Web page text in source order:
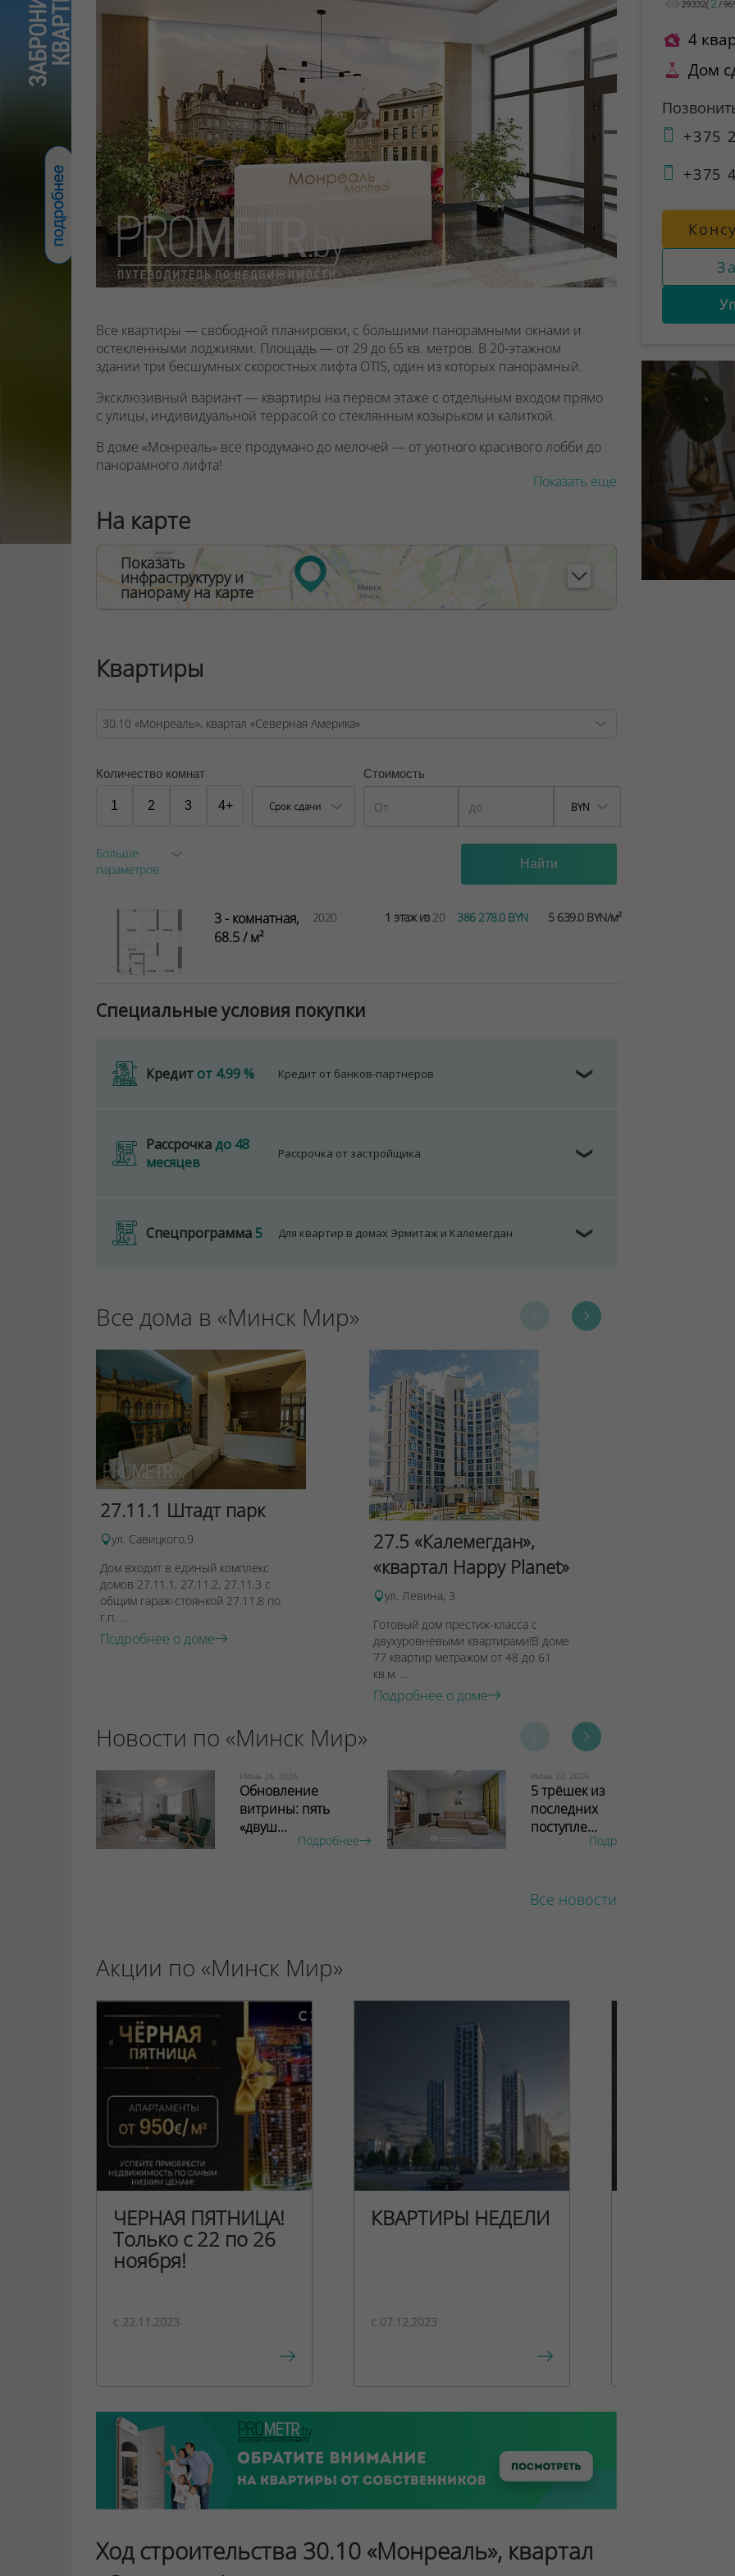
Все квартиры — свободной планировки, с большими панорамными окнами и
остекленными лоджиями. Площадь — от 29 до 65 кв. метров. В 20-этажном
здании три бесшумных скоростных лифта OTIS, один из которых панорамный.
Эксклюзивный вариант — квартиры на первом этаже с отдельным входом прямо
с улицы, индивидуальной террасой со стеклянным козырьком и калиткой.
В доме «Монреаль» все продумано до мелочей — от уютного красивого лобби до
панорамного лифта!
Договор на оказание риэлтерских услуг № 447/6, от 04.09.2025
Показать еще
На карте
Показать
инфраструктуру и
панораму на карте
Квартиры
Количество комнат
1 2 3 4+ Срок сдачи
Стоимость
BYN
Больше
параметров
3 - комнатная,
68.5 / м²
2020 1 этаж из20 386 278.0 BYN 5 639.0 BYN/м²
Специальные условия покупки
Кредит от 4.99 % Кредит от банков-партнеров ❯
Рассрочкадо 48
месяцев
Рассрочка от застройщика ❯
Спецпрограмма5 Для квартир в домах Эрмитаж и Калемегдан ❯
Все дома в «Минск Мир»
27.11.1 Штадт парк
ул. Савицкого,9
Дом входит в единый комплекс
домов 27.11.1, 27.11.2, 27.11.3 с
общим гараж-стоянкой 27.11.8 по
г.п. ...
Подробнее о доме
27.5 «Калемегдан»,
«квартал Happy Planet»
ул. Левина, 3
Готовый дом престиж-класса с
двухуровневыми квартирами!В доме
77 квартир метражом от 48 до 61
кв.м. ...
Подробнее о доме
Новости по «Минск Мир»
Июнь 26, 2026
Обновление
витрины: пять
«двуш...
Подробнее
Июнь 22, 2026
5 трёшек из
последних
поступле...
Подробнее
Все новости
Акции по «Минск Мир»
ЧЕРНАЯ ПЯТНИЦА!
Только с 22 по 26
ноября!
c 22.11.2023
КВАРТИРЫ НЕДЕЛИ
c 07.12.2023
Ход строительства 30.10 «Монреаль», квартал
29332( 2 /
4
Дом
+375
+375